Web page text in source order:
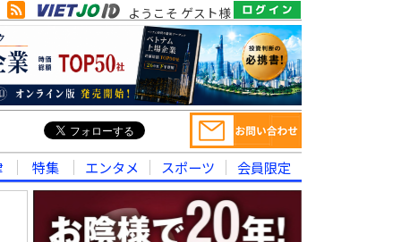
ようこそ ゲスト様
特集 エンタメ スポーツ 会員限定